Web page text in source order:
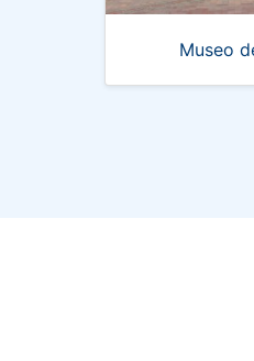
Museo